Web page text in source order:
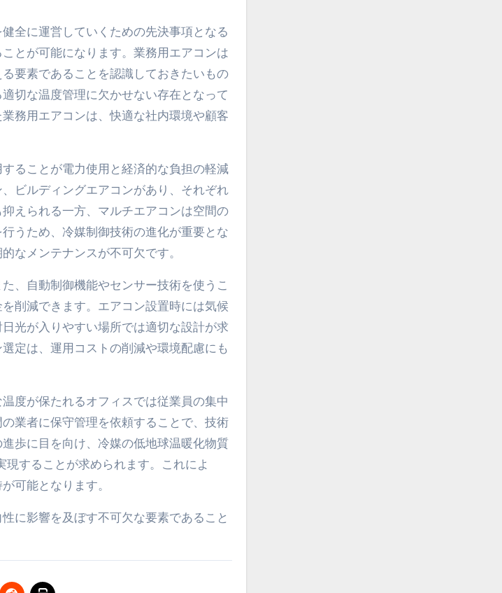
全に運営していくための先決事項となる
とが可能になります。業務用エアコンは
要素であることを認識しておきたいもの
切な温度管理に欠かせない存在となって
務用エアコンは、快適な社内環境や顧客
ることが電力使用と経済的な負担の軽減
ビルディングエアコンがあり、それぞれ
えられる一方、マルチエアコンは空間の
うため、冷媒制御技術の進化が重要とな
なメンテナンスが不可欠です。
、自動制御機能やセンサー技術を使うこ
削減できます。エアコン設置時には気候
光が入りやすい場所では適切な設計が求
定は、運用コストの削減や環境配慮にも
度が保たれるオフィスでは従業員の集中
業者に保守管理を依頼することで、技術
歩に目を向け、冷媒の低地球温暖化物質
することが求められます。これによ
可能となります。
に影響を及ぼす不可欠な要素であること